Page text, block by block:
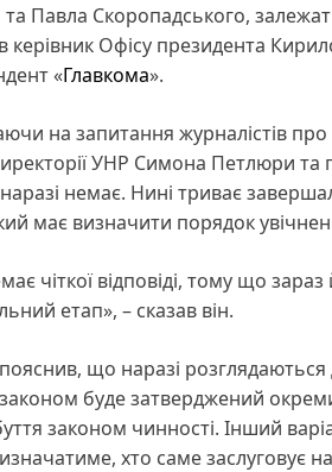
Павла Скоропадського,
керівник Офісу президента
«Главкома».
на запитання журналістів
УНР Симона Петлюри
немає. Нині триває
має визначити порядок
чіткої відповіді, тому що
етап», – сказав він.
що наразі
буде затверджений
законом чинності. Інший
хто саме заслуговує